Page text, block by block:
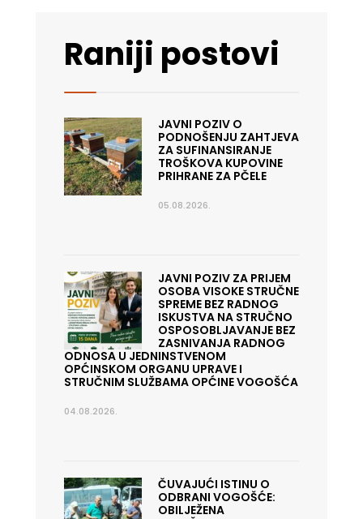
Raniji postovi
JAVNI POZIV O
PODNOŠENJU ZAHTJEVA
ZA SUFINANSIRANJE
TROŠKOVA KUPOVINE
PRIHRANE ZA PČELE
05.08.2026.
JAVNI POZIV ZA PRIJEM
OSOBA VISOKE STRUČNE
SPREME BEZ RADNOG
ISKUSTVA NA STRUČNO
OSPOSOBLJAVANJE BEZ
ZASNIVANJA RADNOG
ODNOSA U JEDNINSTVENOM
OPĆINSKOM ORGANU UPRAVE I
STRUČNIM SLUŽBAMA OPĆINE VOGOŠĆA
04.08.2026.
ČUVAJUĆI ISTINU O
ODBRANI VOGOŠĆE:
OBILJEŽENA